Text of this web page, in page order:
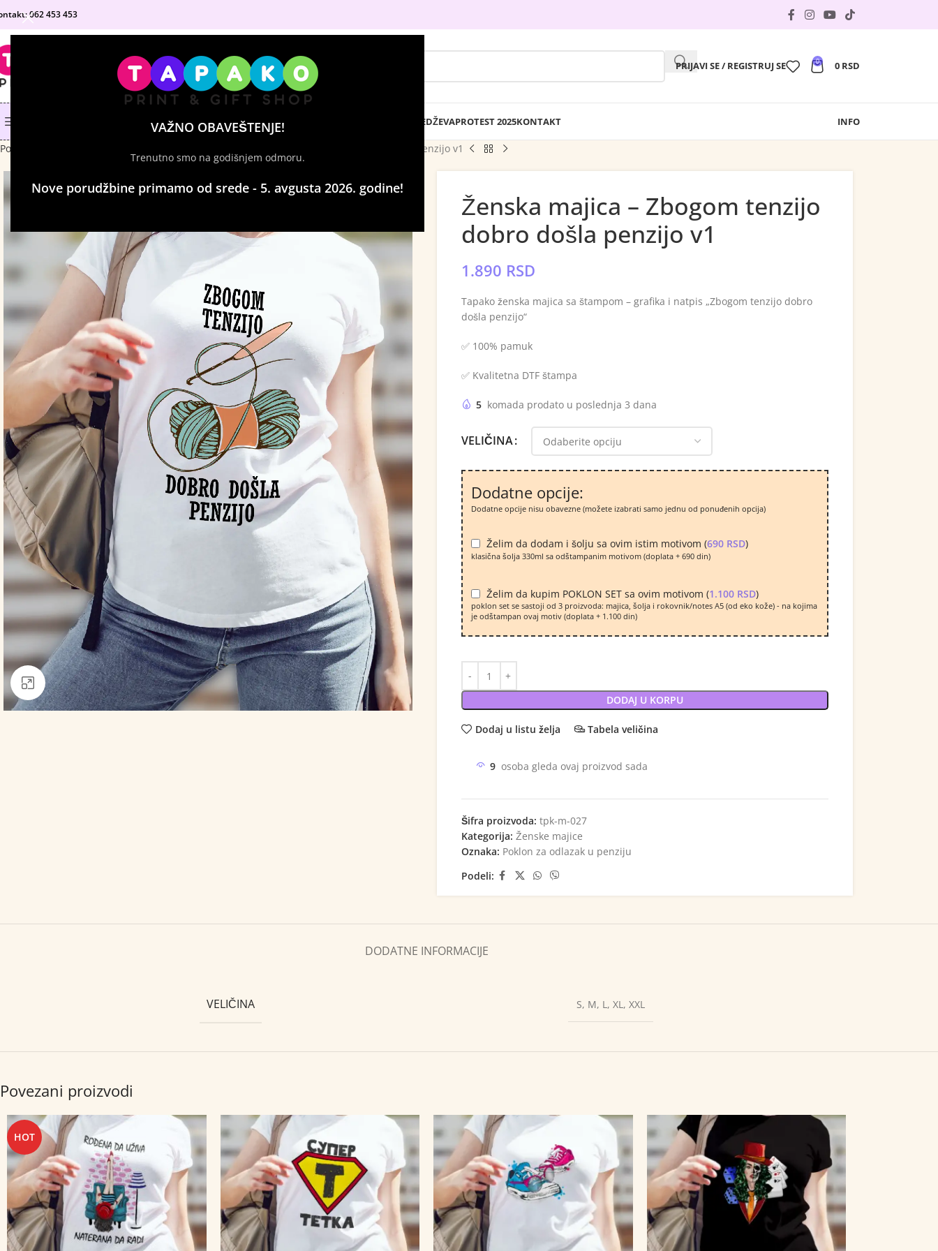
VAŽNO OBAVEŠTENJE!
Trenutno smo na godišnjem odmoru.
Nove porudžbine primamo od srede - 5. avgusta 2026. godine!
062 453 453
IZABERI KATEGORIJU
PRIJAVI SE / REGISTRUJ SE 0 0 RSD
SHOPMATURANTSKE MAJICE IZRADA BEDŽEVAPROTEST 2025KONTAKT INFO
Početna Ženska majica – Zbogom tenzijo dobro došla penzijo v1
Click to enlarge
Ženska majica – Zbogom tenzijo
dobro došla penzijo v1
1.890 RSD
Tapako ženska majica sa štampom – grafika i natpis „Zbogom tenzijo dobro
došla penzijo“
✅ 100% pamuk
✅ Kvalitetna DTF štampa
5 komada prodato u poslednja 3 dana
VELIČINA
Dodatne opcije:
Dodatne opcije nisu obavezne (možete izabrati samo jednu od ponuđenih opcija)
Želim da dodam i šolju sa ovim istim motivom (690 RSD)
klasična šolja 330ml sa odštampanim motivom (doplata + 690 din)
Želim da kupim POKLON SET sa ovim motivom (1.100 RSD)
poklon set se sastoji od 3 proizvoda: majica, šolja i rokovnik/notes A5 (od eko kože) - na kojima
je odštampan ovaj motiv (doplata + 1.100 din)
DODAJ U KORPU
Dodaj u listu želja Tabela veličina
9 osoba gleda ovaj proizvod sada
Šifra proizvoda: tpk-m-027
Kategorija: Ženske majice
Oznaka: Poklon za odlazak u penziju
Podeli:
DODATNE INFORMACIJE
VELIČINA S, M, L, XL, XXL
Povezani proizvodi
HOT